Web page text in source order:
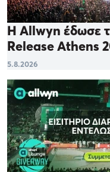
Η Allwyn έδωσε
Release Athens
5.8.2026